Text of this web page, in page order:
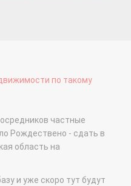
по такому
частные
Рождествено - сдать в
область на
и уже скоро тут будут